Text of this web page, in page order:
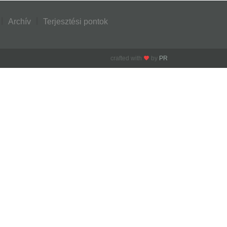
Archív Terjesztési pontok
crafted with by PR